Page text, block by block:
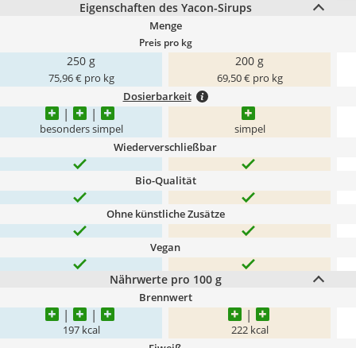
Eigenschaften des Yacon-Sirups
Menge
Preis pro kg
250 g
75,96 € pro kg
200 g
69,50 € pro kg
Dosierbarkeit
besonders simpel simpel
Wiederverschließbar
Bio-Qualität
Ohne künstliche Zusätze
Vegan
Nährwerte pro 100 g
Brennwert
197 kcal 222 kcal